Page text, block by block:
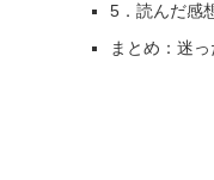
5．読んだ感
まとめ：迷